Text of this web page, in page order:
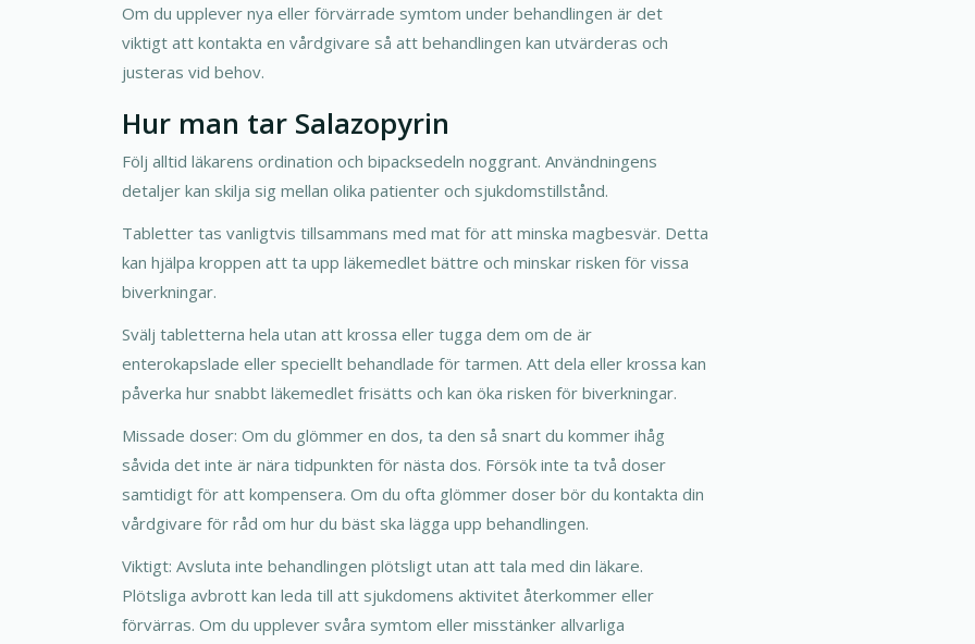
Om du upplever nya eller förvärrade symtom under behandlingen är det
viktigt att kontakta en vårdgivare så att behandlingen kan utvärderas och
justeras vid behov.
Hur man tar Salazopyrin
Följ alltid läkarens ordination och bipacksedeln noggrant. Användningens
detaljer kan skilja sig mellan olika patienter och sjukdomstillstånd.
Tabletter tas vanligtvis tillsammans med mat för att minska magbesvär. Detta
kan hjälpa kroppen att ta upp läkemedlet bättre och minskar risken för vissa
biverkningar.
Svälj tabletterna hela utan att krossa eller tugga dem om de är
enterokapslade eller speciellt behandlade för tarmen. Att dela eller krossa kan
påverka hur snabbt läkemedlet frisätts och kan öka risken för biverkningar.
Missade doser: Om du glömmer en dos, ta den så snart du kommer ihåg
såvida det inte är nära tidpunkten för nästa dos. Försök inte ta två doser
samtidigt för att kompensera. Om du ofta glömmer doser bör du kontakta din
vårdgivare för råd om hur du bäst ska lägga upp behandlingen.
Viktigt: Avsluta inte behandlingen plötsligt utan att tala med din läkare.
Plötsliga avbrott kan leda till att sjukdomens aktivitet återkommer eller
förvärras. Om du upplever svåra symtom eller misstänker allvarliga